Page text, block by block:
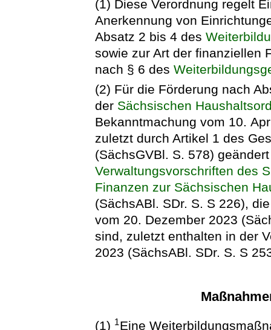
(1) Diese Verordnung regelt
Anerkennung von
Absatz 2 bis 4 des
sowie zur Art der finanziellen
nach § 6 des
(2) Für die Förderung nach
der Sächsischen
Bekanntmachung vom 10.
zuletzt durch Artikel 1 des
(SächsGVBl. S. 578)
Verwaltungsvorschriften des
Finanzen zur Sächsischen
(SächsABl. SDr. S. S 226),
vom 20. Dezember 2023
sind, zuletzt enthalten in der
2023 (SächsABl. SDr. S. S
(1) 1Eine